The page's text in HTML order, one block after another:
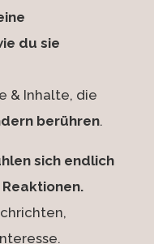
du sie
& Inhalte, die
berühren.
sich endlich